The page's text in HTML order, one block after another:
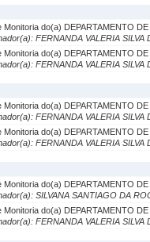
Monitoria do(a) DEPARTAMENTO
FERNANDA VALERIA SILVA
Monitoria do(a) DEPARTAMENTO
FERNANDA VALERIA SILVA
Monitoria do(a) DEPARTAMENTO
FERNANDA VALERIA SILVA
Monitoria do(a) DEPARTAMENTO
FERNANDA VALERIA SILVA
Monitoria do(a) DEPARTAMENTO
SILVANA SANTIAGO DA
Monitoria do(a) DEPARTAMENTO
FERNANDA VALERIA SILVA